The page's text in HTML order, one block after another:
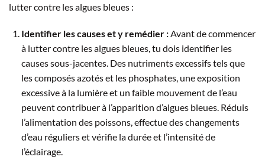
lutter contre les algues bleues :
Identifier les causes et y remédier :Avant de commencer
à lutter contre les algues bleues, tu dois identifier les
causes sous-jacentes. Des nutriments excessifs tels que
les composés azotés et les phosphates, une exposition
excessive à la lumière et un faible mouvement de l’eau
peuvent contribuer à l’apparition d’algues bleues. Réduis
l’alimentation des poissons, effectue des changements
d’eau réguliers et vérifie la durée et l’intensité de
l’éclairage.